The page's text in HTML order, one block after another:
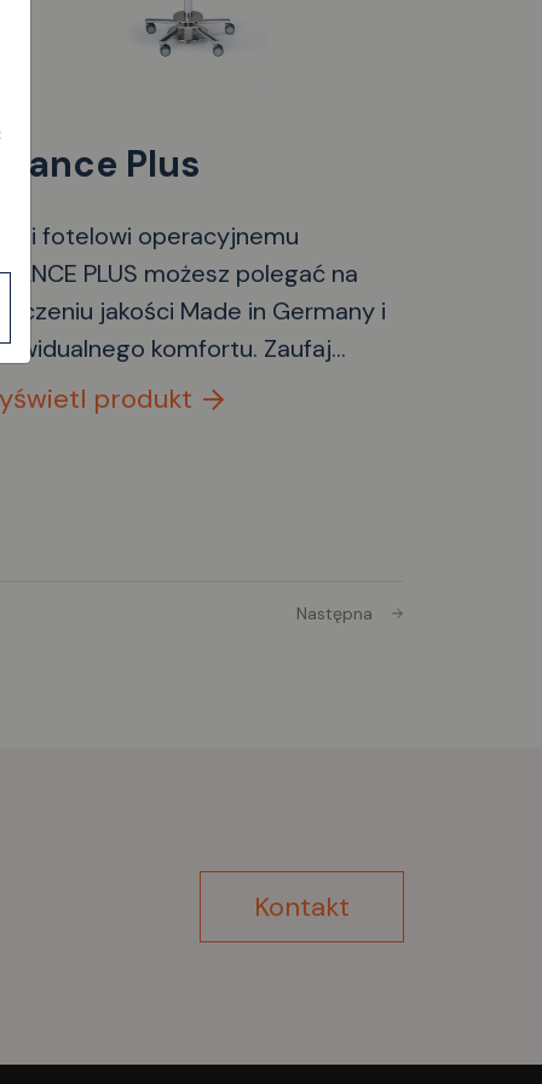
Plus
fotelowi operacyjnemu
PLUS możesz polegać na
jakości Made in Germany i
komfortu. Zaufaj
wieloletniemu doświadczeniu
wiodącego producenta
się w wielu klinikach i
produkt
Następna
Kontakt